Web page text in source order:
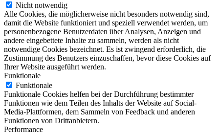
Nicht notwendig
Alle Cookies, die möglicherweise nicht besonders notwendig sind,
damit die Website funktioniert und speziell verwendet werden, um
personenbezogene Benutzerdaten über Analysen, Anzeigen und
andere eingebettete Inhalte zu sammeln, werden als nicht
notwendige Cookies bezeichnet. Es ist zwingend erforderlich, die
Zustimmung des Benutzers einzuschaffen, bevor diese Cookies auf
Ihrer Website ausgeführt werden.
Funktionale
Funktionale
Funktionale Cookies helfen bei der Durchführung bestimmter
Funktionen wie dem Teilen des Inhalts der Website auf Social-
Media-Plattformen, dem Sammeln von Feedback und anderen
Funktionen von Drittanbietern.
Performance